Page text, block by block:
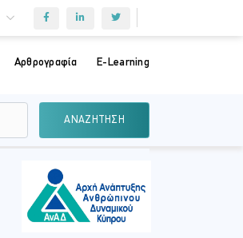
Αρθρογραφία E-Learning
ΑΝΑΖΗΤΗΣΗ